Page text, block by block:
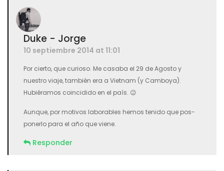
Duke - Jorge
10 septiembre 2014 at 11:01
Por cierto, que curioso. Me casaba el 29 de Agosto y
nuestro viaje, también era a Vietnam (y Camboya).
Hubiéramos coincidido en el país. 😉
Aunque, por motivos laborables hemos tenido que pos-
ponerlo para el año que viene.
Responder